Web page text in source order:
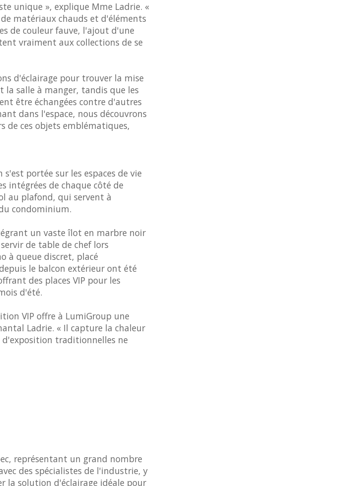
unique », explique Mme Ladrie. «
matériaux chauds et d'éléments
de couleur fauve, l'ajout d'une
vraiment aux collections de se
d'éclairage pour trouver la mise
la salle à manger, tandis que les
être échangées contre d'autres
dans l'espace, nous découvrons
de ces objets emblématiques,
portée sur les espaces de vie
intégrées de chaque côté de
au plafond, qui servent à
condominium.
un vaste îlot en marbre noir
de table de chef lors
à queue discret, placé
le balcon extérieur ont été
des places VIP pour les
d'été.
VIP offre à LumiGroup une
Ladrie. « Il capture la chaleur
traditionnelles ne
représentant un grand nombre
des spécialistes de l'industrie, y
la solution d'éclairage idéale pour